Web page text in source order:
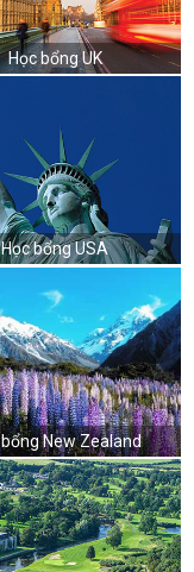
Học bổng UK
Học bổng USA
New Zealand